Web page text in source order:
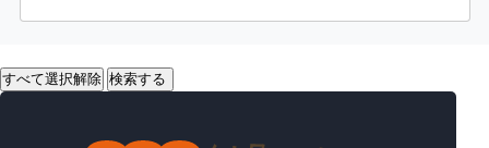
すべて選択解除 検索する